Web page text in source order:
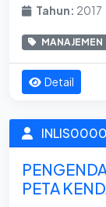
Tahun: 2017
MANAJEMEN
Detail
PETA